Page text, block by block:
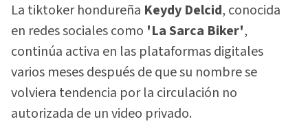
La tiktoker hondureña Keydy Delcid, conocida
en redes sociales como 'La Sarca Biker',
continúa activa en las plataformas digitales
varios meses después de que su nombre se
volviera tendencia por la circulación no
autorizada de un video privado.